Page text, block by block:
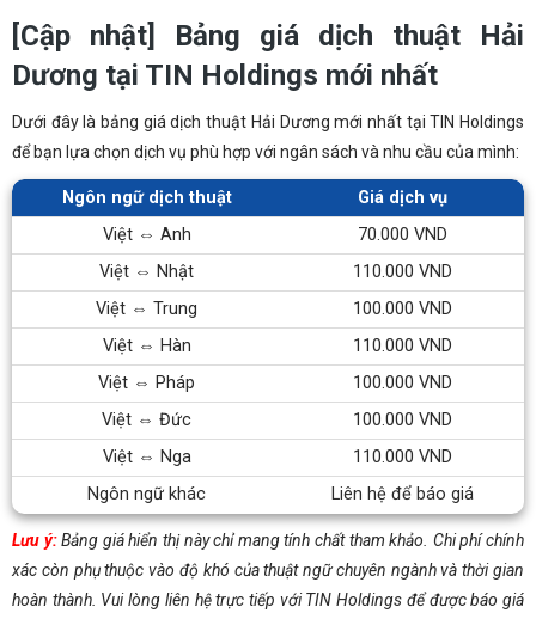
[Cập nhật] Bảng giá dịch thuật Hải
Dương tại TIN Holdings mới nhất
Dưới đây là bảng giá dịch thuật Hải Dương mới nhất tại TIN Holdings
để bạn lựa chọn dịch vụ phù hợp với ngân sách và nhu cầu của mình:
Ngôn ngữ dịch thuật
Giá dịch vụ
Việt ⇔ Anh
70.000 VND
Việt ⇔ Nhật
110.000 VND
Việt ⇔ Trung
100.000 VND
Việt ⇔ Hàn
110.000 VND
Việt ⇔ Pháp
100.000 VND
Việt ⇔ Đức
100.000 VND
Việt ⇔ Nga
110.000 VND
Ngôn ngữ khác
Liên hệ để báo giá
Lưu ý:Bảng giá hiển thị này chỉ mang tính chất tham khảo. Chi phí chính
xác còn phụ thuộc vào độ khó của thuật ngữ chuyên ngành và thời gian
hoàn thành. Vui lòng liên hệ trực tiếp với TIN Holdings để được báo giá